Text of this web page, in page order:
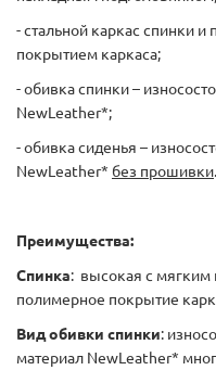
- стальной каркас спинки
покрытием каркаса;
- обивка спинки –
NewLeather*;
- обивка сиденья –
NewLeather* без прошивки.
Преимущества:
Спинка: высокая с мягким
полимерное покрытие
Вид обивки спинки:
материал NewLeather*